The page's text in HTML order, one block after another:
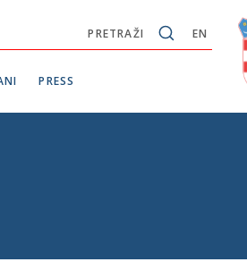
EN
PRETRAŽI
PRESS